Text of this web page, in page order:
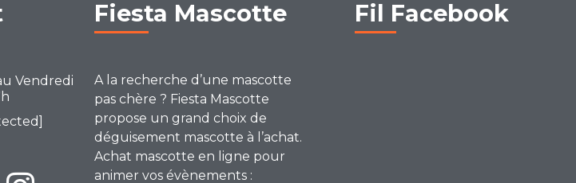
Vendredi
Fiesta Mascotte
A la recherche d’une mascotte
pas chère ? Fiesta Mascotte
propose un grand choix de
déguisement mascotte à l’achat.
Achat mascotte en ligne pour
animer vos évènements :
Fil Facebook